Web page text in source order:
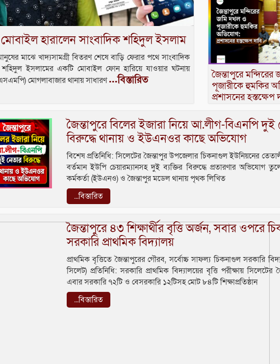
মোবাইল হারালেন সাংবাদিক শহিদুল ইসলাম
মাঝে খাদ্যসামগ্রী বিতরণ শেষে বাড়ি ফেরার পথে সাংবাদিক
ইসলামের একটি মোবাইল ফোন হারিয়ে যাওয়ার ঘটনায়
মোগলাবাজার থানায় সাধারণ...বিস্তারিত
জৈন্তাপুরে
পূজারীকে হুমকির
প্রশাসনের হস্তক্ষেপ
জৈন্তাপুরে বিলের ইজারা নিয়ে আ.লীগ-বিএনপি দুই
বিরুদ্ধে থানায় ও ইউএনওর কাছে অভিযোগ
বিশেষ প্রতিনিধি: সিলেটের জৈন্তাপুর উপজেলার চিকনাগুল ইউনিয়নের
বর্তমান ইউপি চেয়ারম্যানসহ দুই ব্যক্তির বিরুদ্ধে প্রতারণার অভিযোগ
কর্মকর্তা (ইউএনও) ও জৈন্তাপুর মডেল থানায় পৃথক লিখিত
...বিস্তারিত
জৈন্তাপুরে ৪৩ শিক্ষার্থীর বৃত্তি অর্জন, সবার ওপরে
সরকারি প্রাথমিক বিদ্যালয়
প্রাথমিক বৃত্তিতে জৈন্তাপুরের গৌরব, সর্বোচ্চ সাফল্য চিকনাগুল সরকারি
সিলেট) প্রতিনিধি: সরকারি প্রাথমিক বিদ্যালয়ের বৃত্তি পরীক্ষায়
এবার সরকারি ৭২টি ও বেসরকারি ১২টিসহ মোট ৮৪টি শিক্ষাপ্রতিষ্ঠান
...বিস্তারিত